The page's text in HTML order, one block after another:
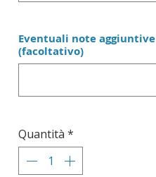
Eventuali note aggiuntive
(facoltativo)
Quantità *